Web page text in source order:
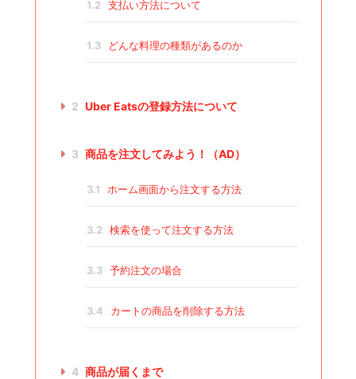
1.2 支払い方法について
1.3 どんな料理の種類があるのか
2 Uber Eatsの登録方法について
3 商品を注文してみよう！（AD）
3.1 ホーム画面から注文する方法
3.2 検索を使って注文する方法
3.3 予約注文の場合
3.4 カートの商品を削除する方法
4 商品が届くまで